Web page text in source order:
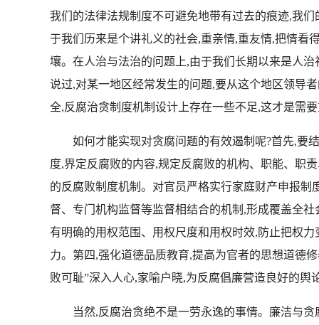
我们的法律法规制度不可避免地带有过去的痕迹,我
于我们历来是个讲礼义的社会,重亲情,重友情,把情看
壤。在人治与法治的问题上,由于我们长期以来是人
说过,对某一地区经常发生的问题,要从这个地区领导
全,反腐治贪制度机制设计上存在一些不足,这才是需
如何才能实现对贪腐问题的有效遏制呢?首先,要结
度,界定反腐败的内容,规定反腐败的机构、职能、职
的反腐败制度机制。对官员严格实行家庭财产申报
督、专门机构监督等监督相结合的机制,形成覆盖全
有明确的用权范围、用权尺度和用权时效,防止把权
力。第四,强化道德品质教育,提高为官者的思想道德
败可耻”深入人心,家喻户晓,为反腐倡廉营造良好的
当然,反腐治贪绝不是一劳永逸的事情。廉洁与贪